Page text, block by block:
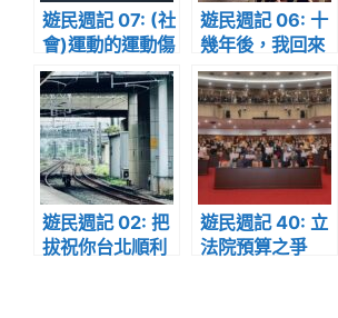
遊民週記 07: (社
會)運動的運動傷
害
遊民週記 06: 十
幾年後，我回來
上課了
遊民週記 02: 把
拔祝你台北順利
遊民週記 40: 立
法院預算之爭